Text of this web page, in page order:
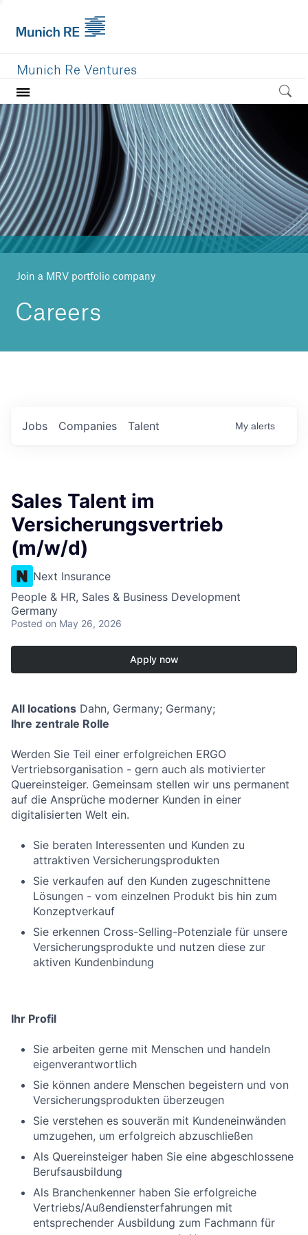
Munich Re Ventures
Home
Our value
Portfolio
Investment areas
Team
News
Join a MRV portfolio company
Careers
Jobs Companies Talent My alerts
Sales Talent im
Versicherungsvertrieb
(m/w/d)
Next Insurance
People & HR, Sales & Business Development
Germany
Posted on May 26, 2026
Apply now
All locations Dahn, Germany; Germany;
Ihre zentrale Rolle
Werden Sie Teil einer erfolgreichen ERGO
Vertriebsorganisation - gern auch als motivierter
Quereinsteiger. Gemeinsam stellen wir uns permanent
auf die Ansprüche moderner Kunden in einer
digitalisierten Welt ein.
Sie beraten Interessenten und Kunden zu
attraktiven Versicherungsprodukten
Sie verkaufen auf den Kunden zugeschnittene
Lösungen - vom einzelnen Produkt bis hin zum
Konzeptverkauf
Sie erkennen Cross-Selling-Potenziale für unsere
Versicherungsprodukte und nutzen diese zur
aktiven Kundenbindung
Ihr Profil
Sie arbeiten gerne mit Menschen und handeln
eigenverantwortlich
Sie können andere Menschen begeistern und von
Versicherungsprodukten überzeugen
Sie verstehen es souverän mit Kundeneinwänden
umzugehen, um erfolgreich abzuschließen
Als Quereinsteiger haben Sie eine abgeschlossene
Berufsausbildung
Als Branchenkenner haben Sie erfolgreiche
Vertriebs/Außendiensterfahrungen mit
entsprechender Ausbildung zum Fachmann für